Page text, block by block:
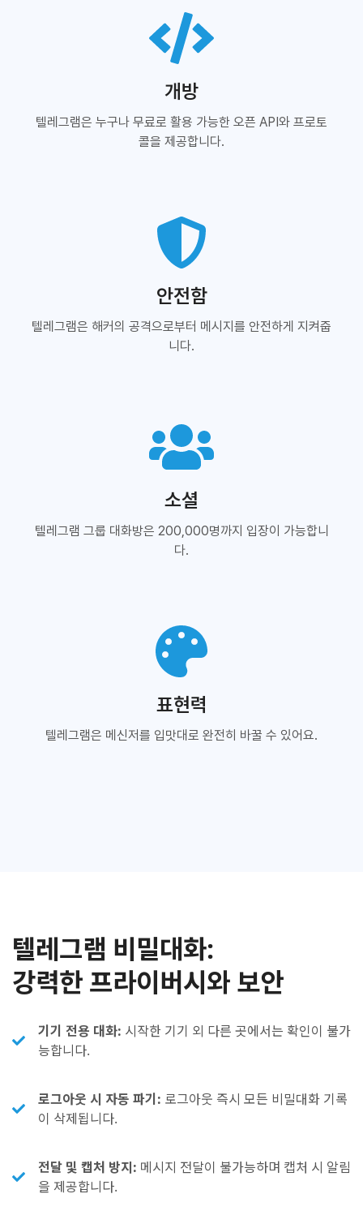
개방
텔레그램은 누구나 무료로 활용 가능한 오픈 API와 프로토
콜을 제공합니다.
안전함
텔레그램은 해커의 공격으로부터 메시지를 안전하게 지켜줍
니다.
소셜
텔레그램 그룹 대화방은 200,000명까지 입장이 가능합니
다.
표현력
텔레그램은 메신저를 입맛대로 완전히 바꿀 수 있어요.
텔레그램 비밀대화:
강력한 프라이버시와 보안
기기 전용 대화: 시작한 기기 외 다른 곳에서는 확인이 불가
능합니다.
로그아웃 시 자동 파기: 로그아웃 즉시 모든 비밀대화 기록
이 삭제됩니다.
전달 및 캡처 방지: 메시지 전달이 불가능하며 캡처 시 알림
을 제공합니다.